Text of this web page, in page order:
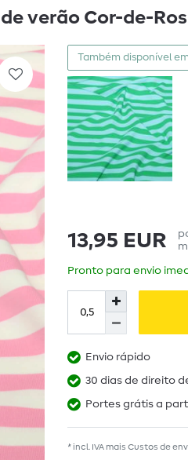
verão Cor-de-
Também disponível
13,95 EUR
Pronto para envio
Envio rápido
30 dias de direito
Portes grátis a
* incl. IVA mais Custos de